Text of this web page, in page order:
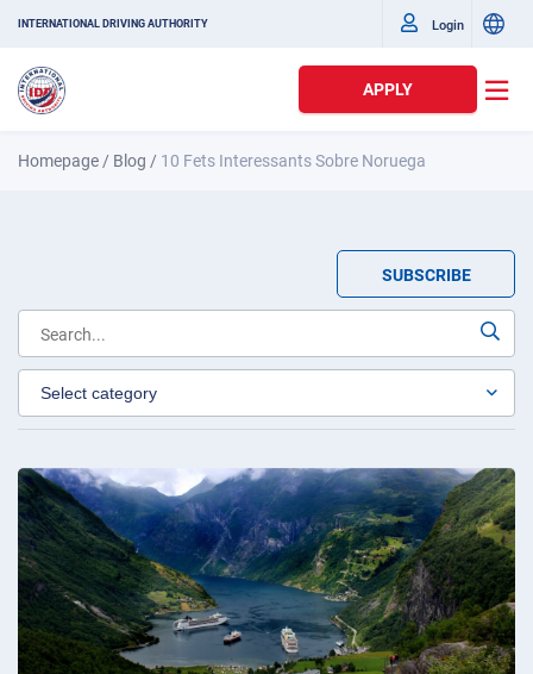
INTERNATIONAL DRIVING AUTHORITY Login
APPLY
Homepage / Blog / 10 Fets Interessants Sobre Noruega
SUBSCRIBE